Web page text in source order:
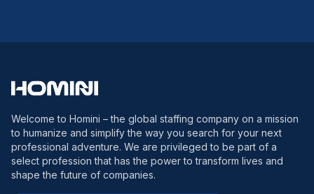
Welcome to Homini – the global staffing company on a mission
to humanize and simplify the way you search for your next
professional adventure. We are privileged to be part of a
select profession that has the power to transform lives and
shape the future of companies.